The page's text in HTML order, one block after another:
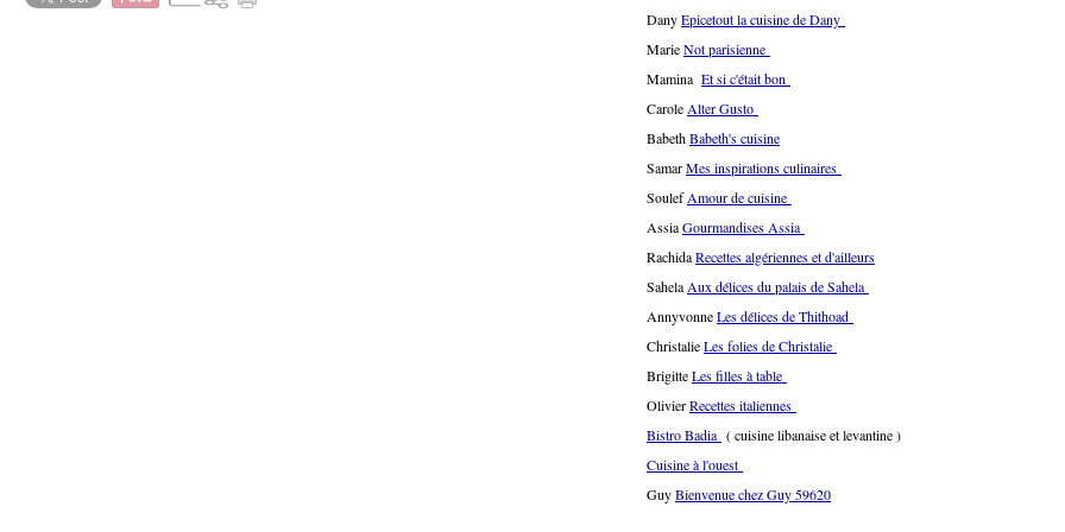
DanyEpicetout la cuisine de Dany
MarieNot parisienne
Mamina Et si c'était bon
Carole Alter Gusto
BabethBabeth's cuisine
SamarMes inspirations culinaires
SoulefAmour de cuisine
AssiaGourmandises Assia
RachidaRecettes algériennes et d'ailleurs
Sahela Aux délices du palais de Sahela
AnnyvonneLes délices de Thithoad
ChristalieLes folies de Christalie
BrigitteLes filles à table
OlivierRecettes italiennes
Bistro Badia ( cuisine libanaise et levantine )
Cuisine à l'ouest
GuyBienvenue chez Guy 59620